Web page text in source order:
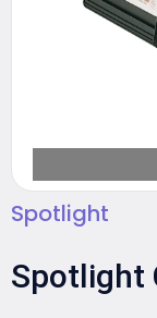
Spotlight
Spotlight